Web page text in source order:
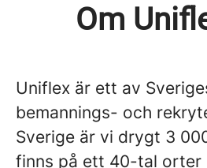
Om
Uniflex är ett av
bemannings- och
Sverige är vi drygt 3
finns på ett 40-tal orter